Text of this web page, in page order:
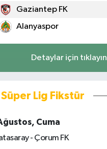
Gaziantep FK
Alanyaspor
Detaylar için tıklayın
Süper Lig Fikstür
Cuma
- Çorum FK